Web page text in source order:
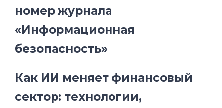
номер журнала
«Информационная
безопасность»
Как ИИ меняет финансовый
сектор: технологии,